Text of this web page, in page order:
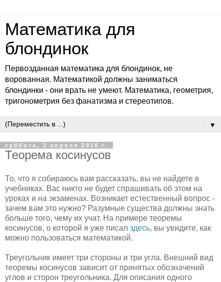
Математика для
блондинок
Первозданная математика для блондинок, не
ворованная. Математикой должны заниматься
блондинки - они врать не умеют. Математика, геометрия,
тригонометрия без фанатизма и стереотипов.
▼
суббота, 2 апреля 2016 г.
Теорема косинусов
То, что я собираюсь вам рассказать, вы не найдете в
учебниках. Вас никто не будет спрашивать об этом на
уроках и на экзаменах. Возникает естественный вопрос -
зачем вам это нужно? Разумные существа должны знать
больше того, чему их учат. На примере теоремы
косинусов, о которой я уже писал здесь, вы увидите, как
можно пользоваться математикой.
Треугольник имеет три стороны и три угла. Внешний вид
теоремы косинусов зависит от принятых обозначений
углов и сторон треугольника. Для описания одного